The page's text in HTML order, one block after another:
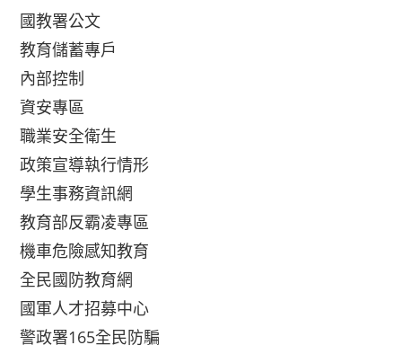
國教署公文
教育儲蓄專戶
內部控制
資安專區
職業安全衛生
政策宣導執行情形
學生事務資訊網
教育部反霸凌專區
機車危險感知教育
全民國防教育網
國軍人才招募中心
警政署165全民防騙